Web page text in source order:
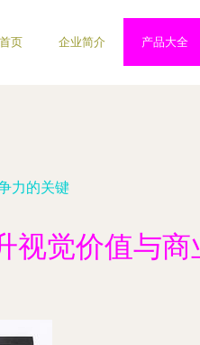
首页 企业简介 产品大全
力的关键
视觉价值与